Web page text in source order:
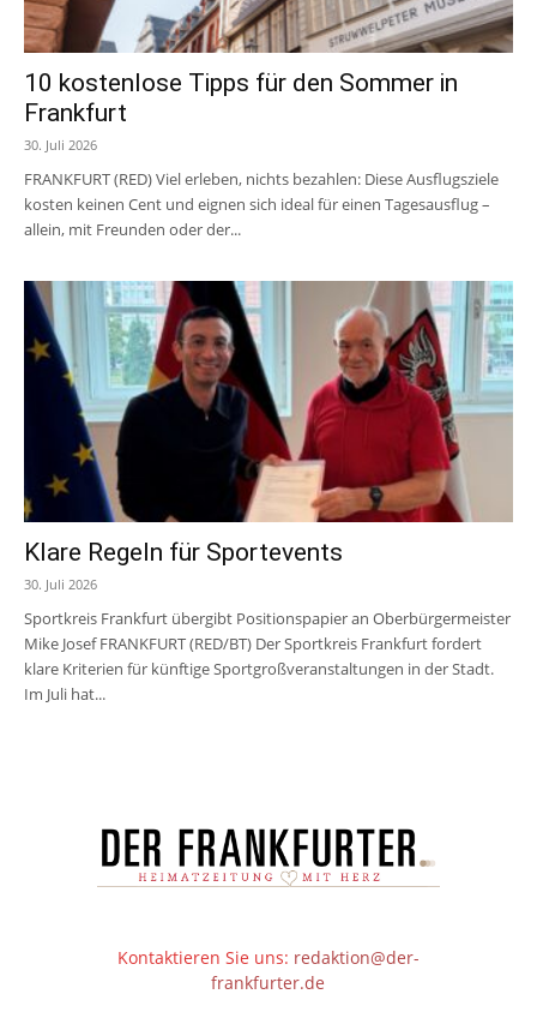
10 kostenlose Tipps für den Sommer in
Frankfurt
30. Juli 2026
FRANKFURT (RED) Viel erleben, nichts bezahlen: Diese Ausflugsziele
kosten keinen Cent und eignen sich ideal für einen Tagesausflug –
allein, mit Freunden oder der...
Klare Regeln für Sportevents
30. Juli 2026
Sportkreis Frankfurt übergibt Positionspapier an Oberbürgermeister
Mike Josef FRANKFURT (RED/BT) Der Sportkreis Frankfurt fordert
klare Kriterien für künftige Sportgroßveranstaltungen in der Stadt.
Im Juli hat...
Kontaktieren Sie uns: redaktion@der-
frankfurter.de